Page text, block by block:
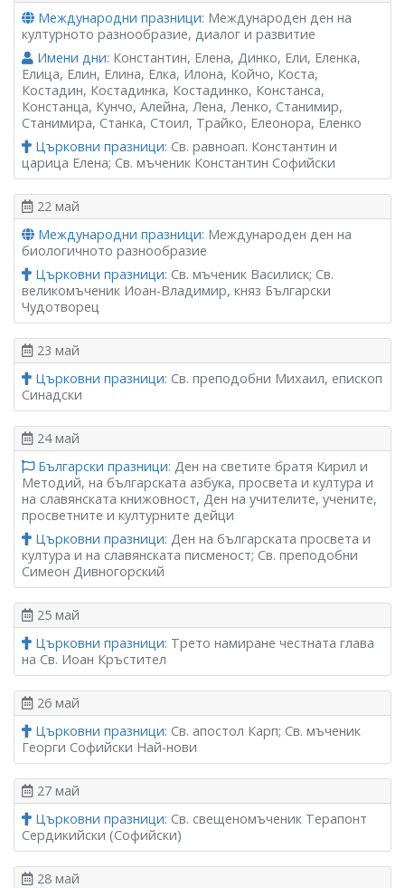
Международни празници: Международен ден на
културното разнообразие, диалог и развитие
Имени дни: Константин, Елена, Динко, Ели, Еленка,
Елица, Елин, Елина, Елка, Илона, Койчо, Коста,
Костадин, Костадинка, Костадинко, Констанса,
Констанца, Кунчо, Алейна, Лена, Ленко, Станимир,
Станимира, Станка, Стоил, Трайко, Елеонора, Еленко
Църковни празници: Св. равноап. Константин и
царица Елена; Св. мъченик Константин Софийски
22 май
Международни празници: Международен ден на
биологичното разнообразие
Църковни празници: Св. мъченик Василиск; Св.
великомъченик Иоан-Владимир, княз Български
Чудотворец
23 май
Църковни празници: Св. преподобни Михаил, епископ
Синадски
24 май
Български празници: Ден на светите братя Кирил и
Методий, на българската азбука, просвета и култура и
на славянската книжовност, Ден на учителите, учените,
просветните и културните дейци
Църковни празници: Ден на българската просвета и
култура и на славянската писменост; Св. преподобни
Симеон Дивногорский
25 май
Църковни празници: Трето намиране честната глава
на Св. Иоан Кръстител
26 май
Църковни празници: Св. апостол Карп; Св. мъченик
Георги Софийски Най-нови
27 май
Църковни празници: Св. свещеномъченик Терапонт
Сердикийски (Софийски)
28 май